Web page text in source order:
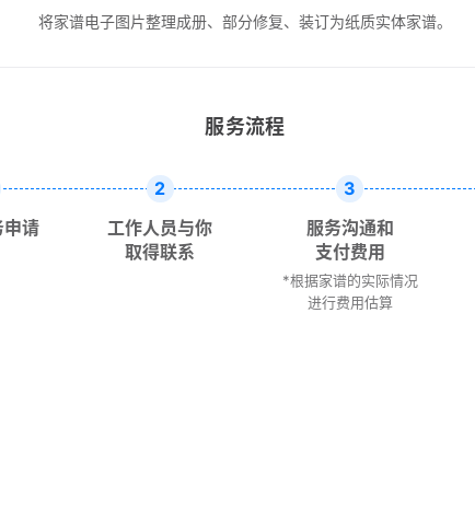
将家谱电子图片整理成册、部分修复、装订为纸质实体家谱。
服务流程
申请
2
工作人员与你
取得联系
3
服务沟通和
支付费用
*根据家谱的实际情况
进行费用估算